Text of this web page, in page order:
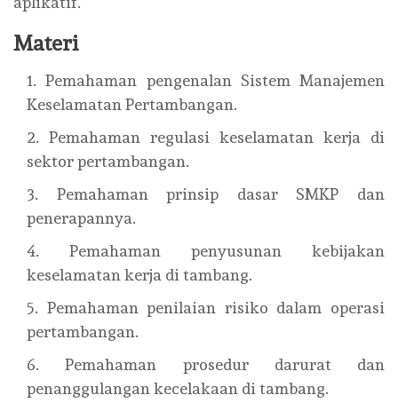
Materi
Pemahaman pengenalan Sistem Manajemen
Keselamatan Pertambangan.
Pemahaman regulasi keselamatan kerja di
sektor pertambangan.
Pemahaman prinsip dasar SMKP dan
penerapannya.
Pemahaman penyusunan kebijakan
keselamatan kerja di tambang.
Pemahaman penilaian risiko dalam operasi
pertambangan.
Pemahaman prosedur darurat dan
penanggulangan kecelakaan di tambang.